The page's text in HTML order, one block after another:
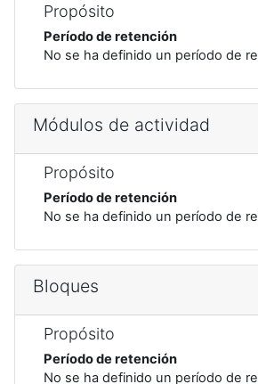
Propósito
Período de retención
No se ha definido un período de
Módulos de actividad
Propósito
Período de retención
No se ha definido un período de
Bloques
Propósito
Período de retención
No se ha definido un período de